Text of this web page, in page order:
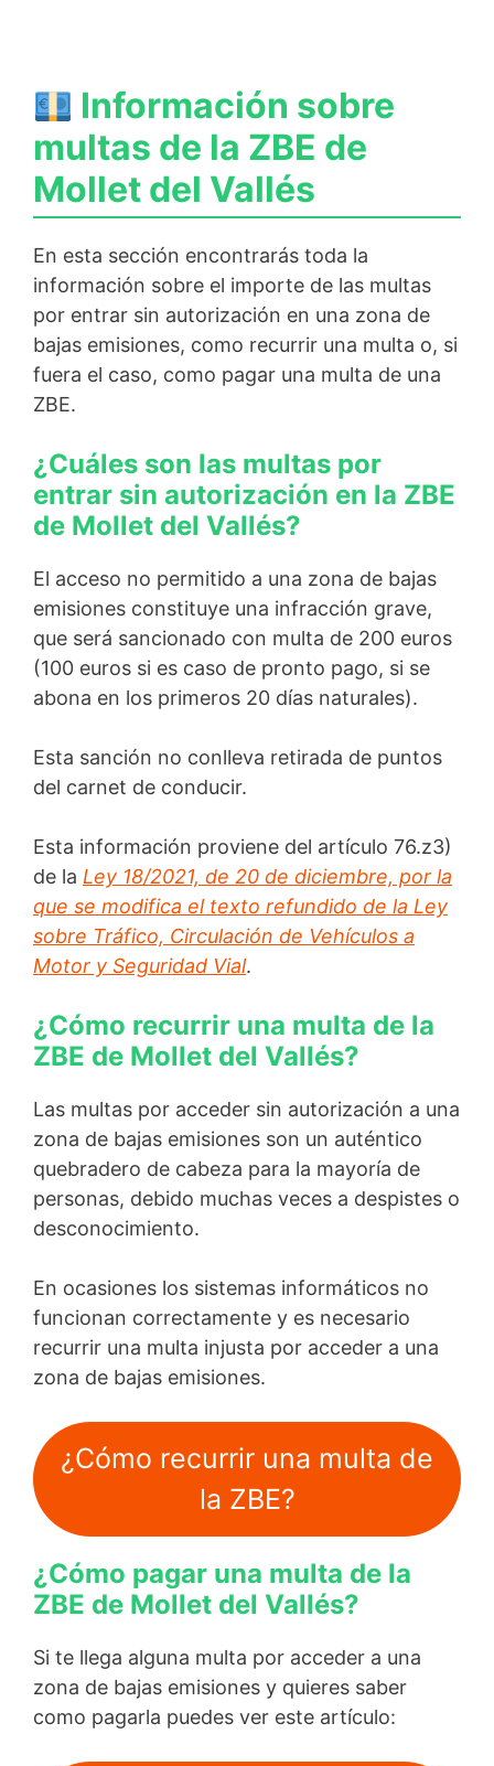
Información sobre
multas de la ZBE de
Mollet del Vallés
En esta sección encontrarás toda la
información sobre el importe de las multas
por entrar sin autorización en una zona de
bajas emisiones, como recurrir una multa o, si
fuera el caso, como pagar una multa de una
ZBE.
¿Cuáles son las multas por
entrar sin autorización en la ZBE
de Mollet del Vallés?
El acceso no permitido a una zona de bajas
emisiones constituye una infracción grave,
que será sancionado con multa de 200 euros
(100 euros si es caso de pronto pago, si se
abona en los primeros 20 días naturales).
Esta sanción no conlleva retirada de puntos
del carnet de conducir.
Esta información proviene del artículo 76.z3)
de la Ley 18/2021, de 20 de diciembre, por la
que se modifica el texto refundido de la Ley
sobre Tráfico, Circulación de Vehículos a
Motor y Seguridad Vial.
¿Cómo recurrir una multa de la
ZBE de Mollet del Vallés?
Las multas por acceder sin autorización a una
zona de bajas emisiones son un auténtico
quebradero de cabeza para la mayoría de
personas, debido muchas veces a despistes o
desconocimiento.
En ocasiones los sistemas informáticos no
funcionan correctamente y es necesario
recurrir una multa injusta por acceder a una
zona de bajas emisiones.
¿Cómo recurrir una multa de
la ZBE?
¿Cómo pagar una multa de la
ZBE de Mollet del Vallés?
Si te llega alguna multa por acceder a una
zona de bajas emisiones y quieres saber
como pagarla puedes ver este artículo: